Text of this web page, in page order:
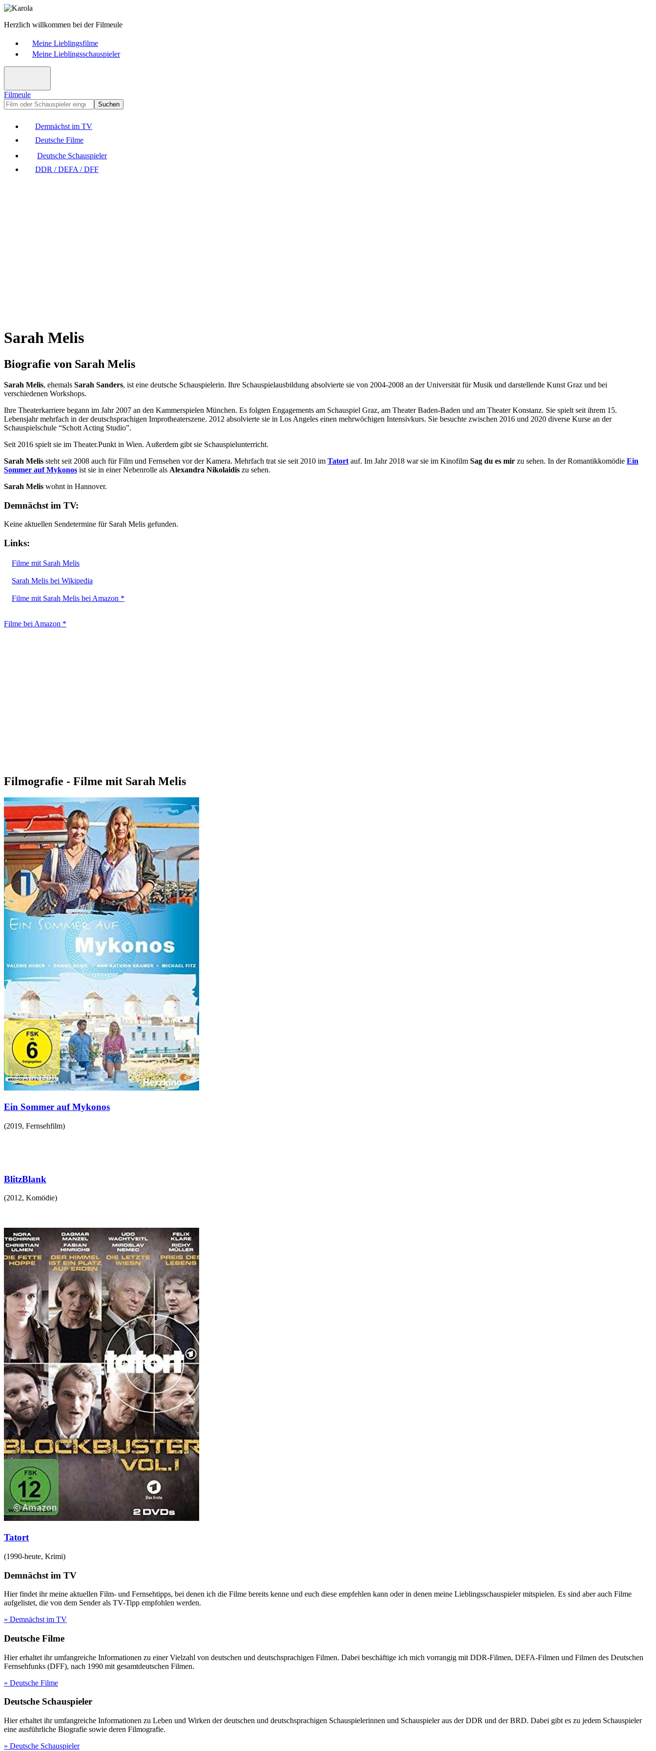
Herzlich willkommen bei der Filmeule
Meine Lieblingsfilme
Meine Lieblingsschauspieler
Filmeule
Suchen
Demnächst im TV
Deutsche Filme
Deutsche Schauspieler
DDR / DEFA / DFF
Sarah Melis
Biografie von Sarah Melis
Sarah Melis, ehemals Sarah Sanders, ist eine deutsche Schauspielerin. Ihre Schauspielausbildung absolvierte sie von 2004-2008 an der Universität für Musik und darstellende Kunst Graz und bei
verschiedenen Workshops.
Ihre Theaterkarriere begann im Jahr 2007 an den Kammerspielen München. Es folgten Engagements am Schauspiel Graz, am Theater Baden-Baden und am Theater Konstanz. Sie spielt seit ihrem 15.
Lebensjahr mehrfach in der deutschsprachigen Improtheaterszene. 2012 absolvierte sie in Los Angeles einen mehrwöchigen Intensivkurs. Sie besuchte zwischen 2016 und 2020 diverse Kurse an der
Schauspielschule “Schott Acting Studio”.
Seit 2016 spielt sie im Theater.Punkt in Wien. Außerdem gibt sie Schauspielunterricht.
Sarah Melis steht seit 2008 auch für Film und Fernsehen vor der Kamera. Mehrfach trat sie seit 2010 im Tatort auf. Im Jahr 2018 war sie im Kinofilm Sag du es mir zu sehen. In der Romantikkomödie Ein
Sommer auf Mykonos ist sie in einer Nebenrolle als Alexandra Nikolaidis zu sehen.
Sarah Melis wohnt in Hannover.
Demnächst im TV:
Keine aktuellen Sendetermine für Sarah Melis gefunden.
Links:
Filme mit Sarah Melis
Sarah Melis bei Wikipedia
Filme mit Sarah Melis bei Amazon *
Filme bei Amazon *
Filmografie - Filme mit Sarah Melis
Ein Sommer auf Mykonos
(2019, Fernsehfilm)
BlitzBlank
(2012, Komödie)
Tatort
(1990-heute, Krimi)
Demnächst im TV
Hier findet ihr meine aktuellen Film- und Fernsehtipps, bei denen ich die Filme bereits kenne und euch diese empfehlen kann oder in denen meine Lieblingsschauspieler mitspielen. Es sind aber auch Filme
aufgelistet, die von dem Sender als TV-Tipp empfohlen werden.
» Demnächst im TV
Deutsche Filme
Hier erhaltet ihr umfangreiche Informationen zu einer Vielzahl von deutschen und deutschsprachigen Filmen. Dabei beschäftige ich mich vorrangig mit DDR-Filmen, DEFA-Filmen und Filmen des Deutschen
Fernsehfunks (DFF), nach 1990 mit gesamtdeutschen Filmen.
» Deutsche Filme
Deutsche Schauspieler
Hier erhaltet ihr umfangreiche Informationen zu Leben und Wirken der deutschen und deutschsprachigen Schauspielerinnen und Schauspieler aus der DDR und der BRD. Dabei gibt es zu jedem Schauspieler
eine ausführliche Biografie sowie deren Filmografie.
» Deutsche Schauspieler